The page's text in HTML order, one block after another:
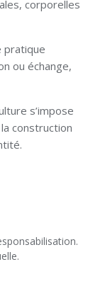
corporelles
pratique
ou échange,
s’impose
construction